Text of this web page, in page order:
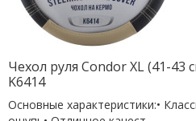
Чехол руля Condor XL (41-
K6414
Основные характеристики:•